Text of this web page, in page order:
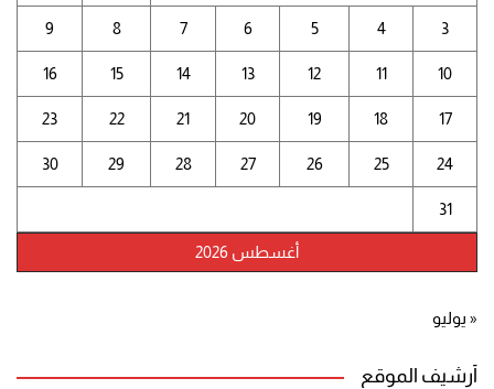
أغسطس 2026
3
4
5
6
7
8
9
10
11
12
13
14
15
16
17
18
19
20
21
22
23
24
25
26
27
28
29
30
31
« يوليو
أرشيف الموقع